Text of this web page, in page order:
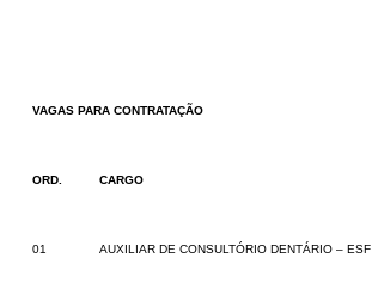
VAGAS PARA CONTRATAÇÃO
ORD. CARGO
01 AUXILIAR DE CONSULTÓRIO DENTÁRIO – ESF